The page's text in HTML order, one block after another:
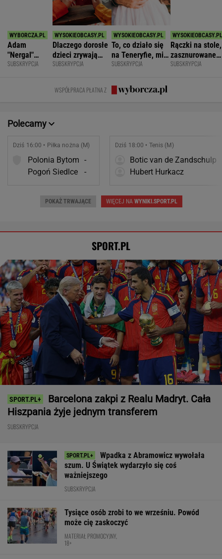
Adam
"Nergal"
Darski: Ja
SUBSKRYPCJA
Dlaczego dorosłe
dzieci zrywają
kontakt z
SUBSKRYPCJA
To, co działo się
na Teneryfie, mi
się należało. Nie
złe
SUBSKRYPCJA
Rączki na stole,
zasznurowane
usta. Byłam
SUBSKRYPCJA
WSPÓŁPRACA PŁATNA Z
Polecamy
Dziś 16:00 • Piłka nożna (M)
Polonia Bytom -
Pogoń Siedlce
-
Dziś 18:00 • Tenis (M)
Botic van de Zandschulp
Hubert Hurkacz
POKAŻ TRWAJĄCE WIĘCEJ NAWYNIKI.SPORT.PL
SPORT.PL
Barcelona zakpi z Realu Madryt. Cała
Hiszpania żyje jednym transferem
SUBSKRYPCJA
Wpadka z Abramowicz wywołała
szum. U Świątek wydarzyło się coś
ważniejszego
SUBSKRYPCJA
Tysiące osób zrobi to we wrześniu. Powód
może cię zaskoczyć
MATERIAŁ PROMOCYJNY,
18+